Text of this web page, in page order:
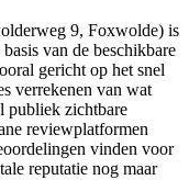
9, Foxwolde) is
van de beschikbare
gericht op het snel
verrekenen van wat
publiek zichtbare
reviewplatformen
vinden voor
reputatie nog maar